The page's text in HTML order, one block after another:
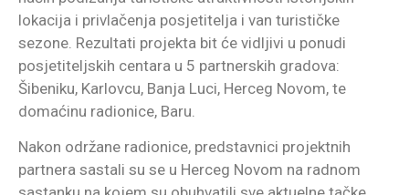
lokacija i privlačenja posjetitelja i van turističke
sezone. Rezultati projekta bit će vidljivi u ponudi
posjetiteljskih centara u 5 partnerskih gradova:
Šibeniku, Karlovcu, Banja Luci, Herceg Novom, te
domaćinu radionice, Baru.
Nakon održane radionice, predstavnici projektnih
partnera sastali su se u Herceg Novom na radnom